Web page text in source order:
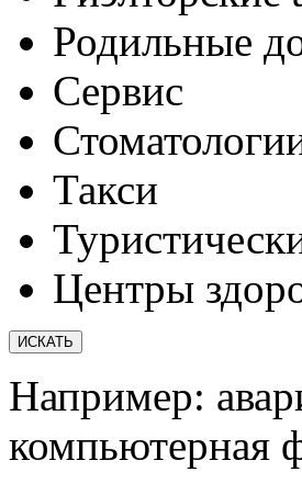
Родильные
Сервис
Такси
Центры
Например:
компьютерная